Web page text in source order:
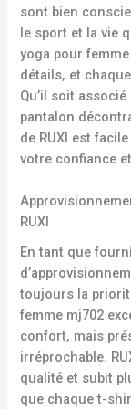
sont bien
le sport et la vie
yoga pour
détails, et
Qu’il soit
pantalon
de RUXI est
votre confiance
RUXI
En tant que
toujours la
femme mj702
confort, mais
irréprochable.
qualité et subit
que chaque t-